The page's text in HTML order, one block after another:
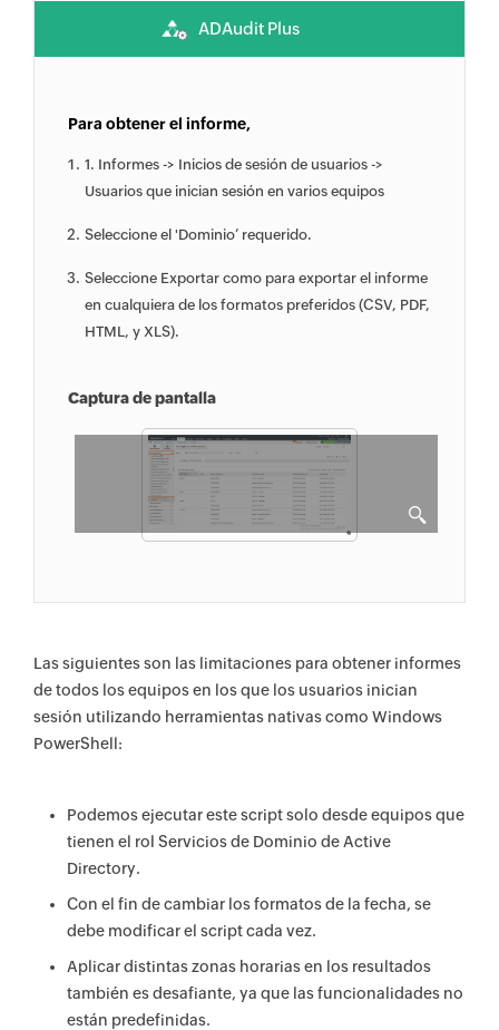
ADAudit Plus
Para obtener el informe,
1. Informes -> Inicios de sesión de usuarios ->
Usuarios que inician sesión en varios equipos
Seleccione el 'Dominio’ requerido.
Seleccione Exportar como para exportar el informe
en cualquiera de los formatos preferidos (CSV, PDF,
HTML, y XLS).
Captura de pantalla
Las siguientes son las limitaciones para obtener informes
de todos los equipos en los que los usuarios inician
sesión utilizando herramientas nativas como Windows
PowerShell:
Podemos ejecutar este script solo desde equipos que
tienen el rol Servicios de Dominio de Active
Directory.
Con el fin de cambiar los formatos de la fecha, se
debe modificar el script cada vez.
Aplicar distintas zonas horarias en los resultados
también es desafiante, ya que las funcionalidades no
están predefinidas.